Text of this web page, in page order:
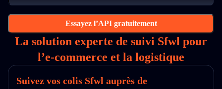
Essayez l’API gratuitement
La solution experte de suivi Sfwl pour
l’e‑commerce et la logistique
Suivez vos colis Sfwl auprès de